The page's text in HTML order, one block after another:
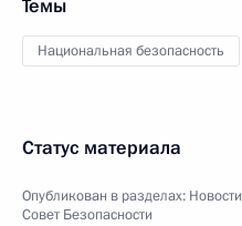
Темы
Национальная безопасность
Статус материала
Опубликован в разделах: Новости
Совет Безопасности